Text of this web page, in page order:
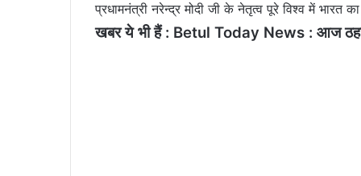
प्रधामनंत्री नरेन्द्र मोदी जी के नेतृत्व पूरे विश्व में भारत
खबर ये भी हैं : Betul Today News : आज